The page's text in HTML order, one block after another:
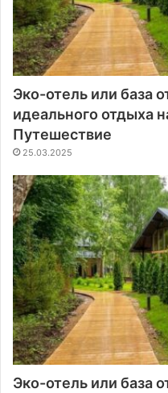
Эко-отель или база
идеального отдыха
Путешествие
25.03.2025
Эко-отель или база